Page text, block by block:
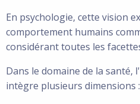
En psychologie, cette vision
comportement humains
considérant toutes les
Dans le domaine de la santé,
intègre plusieurs dimensions :